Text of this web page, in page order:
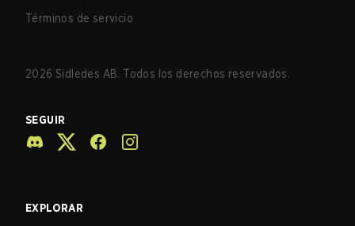
Términos de servicio
2026 Sidledes AB. Todos los derechos reservados.
SEGUIR
EXPLORAR